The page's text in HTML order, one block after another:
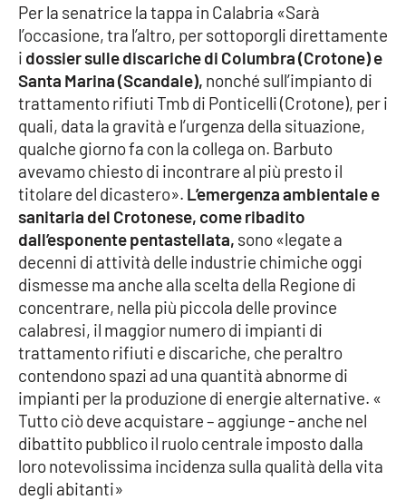
Sanità
Società
Sport
RUBRICHE
Good Morning Vietnam
Parchi Marini Calabria
Leggendo Alvaro insieme
Imprese Di Calabria
Le perfidie di Antonella Grippo
Venti di comunicazione
Per la senatrice la tappa in Calabria «Sarà
l’occasione, tra l’altro, per sottoporgli direttamente
i dossier sulle discariche di Columbra (Crotone) e
Santa Marina (Scandale), nonché sull’impianto di
trattamento rifiuti Tmb di Ponticelli (Crotone), per i
quali, data la gravità e l’urgenza della situazione,
qualche giorno fa con la collega on. Barbuto
avevamo chiesto di incontrare al più presto il
titolare del dicastero». L’emergenza ambientale e
sanitaria del Crotonese, come ribadito
dall’esponente pentastellata, sono «legate a
decenni di attività delle industrie chimiche oggi
dismesse ma anche alla scelta della Regione di
concentrare, nella più piccola delle province
calabresi, il maggior numero di impianti di
trattamento rifiuti e discariche, che peraltro
contendono spazi ad una quantità abnorme di
impianti per la produzione di energie alternative. «
Tutto ciò deve acquistare – aggiunge - anche nel
dibattito pubblico il ruolo centrale imposto dalla
loro notevolissima incidenza sulla qualità della vita
degli abitanti»